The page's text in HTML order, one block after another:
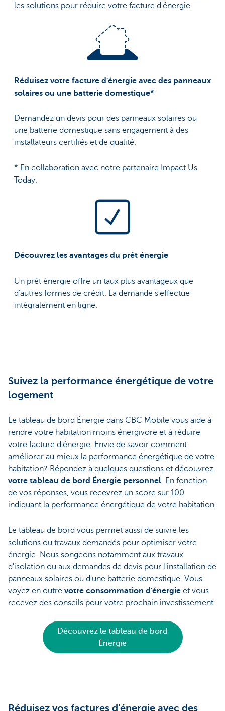
les solutions pour réduire votre facture d'énergie.
Réduisez votre facture d'énergie avec des panneaux
solaires ou une batterie domestique*
Demandez un devis pour des panneaux solaires ou
une batterie domestique sans engagement à des
installateurs certifiés et de qualité.
* En collaboration avec notre partenaire Impact Us
Today.
Découvrez les avantages du prêt énergie
Un prêt énergie offre un taux plus avantageux que
d'autres formes de crédit. La demande s'effectue
intégralement en ligne.
Suivez la performance énergétique de votre
logement
Le tableau de bord Énergie dans CBC Mobile vous aide à
rendre votre habitation moins énergivore et à réduire
votre facture d'énergie. Envie de savoir comment
améliorer au mieux la performance énergétique de votre
habitation? Répondez à quelques questions et découvrez
votre tableau de bord Énergie personnel. En fonction
de vos réponses, vous recevrez un score sur 100
indiquant la performance énergétique de votre habitation.
Le tableau de bord vous permet aussi de suivre les
solutions ou travaux demandés pour optimiser votre
énergie. Nous songeons notamment aux travaux
d'isolation ou aux demandes de devis pour l'installation de
panneaux solaires ou d'une batterie domestique. Vous
voyez en outre votre consommation d'énergie et vous
recevez des conseils pour votre prochain investissement.
Découvrez le tableau de bord
Énergie
Réduisez vos factures d'énergie avec des